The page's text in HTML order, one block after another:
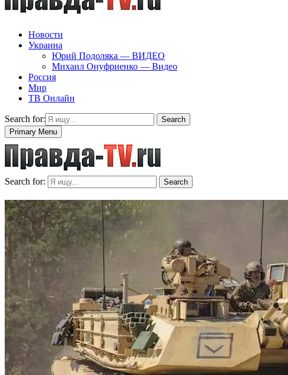
Новости
Украина
Юрий Подоляка — ВИДЕО
Михаил Онуфриенко — Видео
Россия
Мир
ТВ Онлайн
Search for:
Search
Primary Menu
Search for: Search